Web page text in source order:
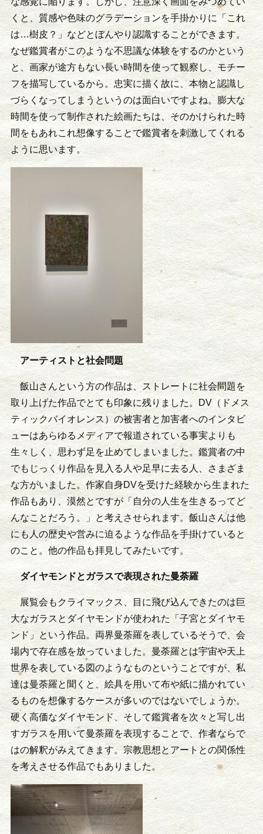
くと、質感や色味のグラデーションを手掛かりに「これ
は…樹皮？」などとぼんやり認識することができます。
なぜ鑑賞者がこのような不思議な体験をするのかという
と、画家が途方もない長い時間を使って観察し、モチー
フを描写しているから。忠実に描く故に、本物と認識し
づらくなってしまうというのは面白いですよね。膨大な
時間を使って制作された絵画たちは、そのかけられた時
間をもあれこれ想像することで鑑賞者を刺激してくれる
ように思います。
アーティストと社会問題
飯山さんという方の作品は、ストレートに社会問題を
取り上げた作品でとても印象に残りました。DV（ドメス
ティックバイオレンス）の被害者と加害者へのインタビ
ューはあらゆるメディアで報道されている事実よりも
生々しく、思わず足を止めてしまいました。鑑賞者の中
でもじっくり作品を見入る人や足早に去る人、さまざま
な方がいました。作家自身DVを受けた経験から生まれた
作品もあり、漠然とですが「自分の人生を生きるってど
んなことだろう。」と考えさせられます。飯山さんは他
にも人の歴史や営みに迫るような作品を手掛けていると
のこと。他の作品も拝見してみたいです。
ダイヤモンドとガラスで表現された曼荼羅
展覧会もクライマックス、目に飛び込んできたのは巨
大なガラスとダイヤモンドが使われた「子宮とダイヤモ
ンド」という作品。両界曼荼羅を表しているそうで、会
場内で存在感を放っていました。曼荼羅とは宇宙や天上
世界を表している図のようなものということですが、私
達は曼荼羅と聞くと、絵具を用いて布や紙に描かれてい
るものを想像するケースが多いのではないでしょうか。
硬く高価なダイヤモンド、そして鑑賞者を次々と写し出
すガラスを用いて曼荼羅を表現することで、作者ならで
はの解釈がみえてきます。宗教思想とアートとの関係性
を考えさせる作品でもありました。